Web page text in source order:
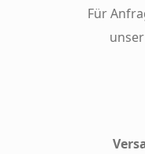
Für
unser